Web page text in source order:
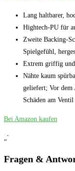
Lang haltbarer,
Hightech-PU für
Zweite Backing-
Spielgefühl,
Extrem griffig
Nähte kaum
geliefert; Vor dem
Schäden am
Bei Amazon kaufen
„`
Fragen ⁢&